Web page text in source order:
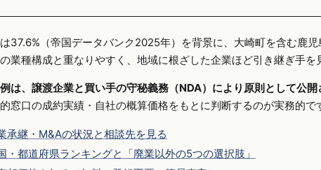
37.6%（帝国データバンク2025年）を背景に、大崎町を含む鹿
業種構成と重なりやすく、地域に根ざした企業ほど引き継ぎ手を
は、譲渡企業と買い手の守秘義務（NDA）により原則として公開
窓口の成約実績・自社の概算価格をもとに判断するのが実務的で
承継・M&Aの状況と相談先を見る
・都道府県ランキングと「廃業以外の5つの選択肢」